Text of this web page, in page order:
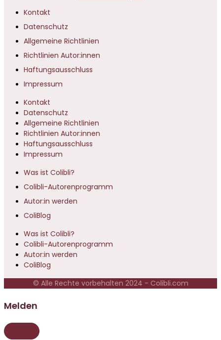
Kontakt
Datenschutz
Allgemeine Richtlinien
Richtlinien Autor:innen
Haftungsausschluss
Impressum
Kontakt
Datenschutz
Allgemeine Richtlinien
Richtlinien Autor:innen
Haftungsausschluss
Impressum
Was ist Colibli?
Colibli-Autorenprogramm
Autor:in werden
ColiBlog
Was ist Colibli?
Colibli-Autorenprogramm
Autor:in werden
ColiBlog
© Alle Rechte vorbehalten 2024 - Colibli.com
Melden